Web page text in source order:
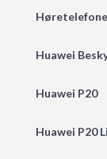
Huawei
Huawei P20
Huawei P20